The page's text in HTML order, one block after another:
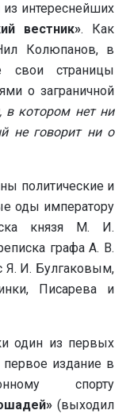
интереснейших
вестник». Как
Колюпанов, в
свои страницы
о заграничной
в котором нет ни
не говорит ни о
политические и
оды императору
князя М. И.
графа А. В.
Я. И. Булгаковым,
Писарева и
один из первых
издание в
спорту
(выходил